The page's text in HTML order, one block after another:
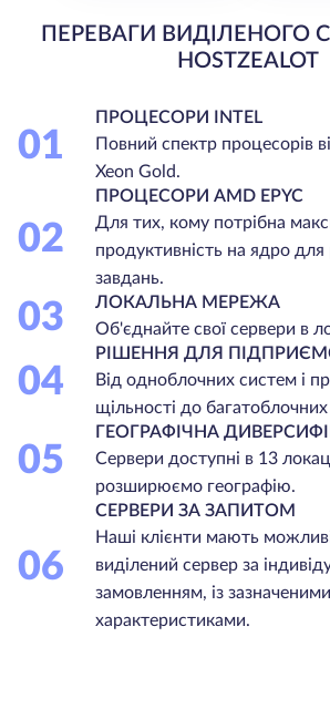
ПЕРЕВАГИ ВИДІЛЕНОГО
HOSTZEALOT
01
ПРОЦЕСОРИ INTEL
Повний спектр процесорів
Xeon Gold.
02
ПРОЦЕСОРИ AMD EPYC
Для тих, кому потрібна
продуктивність на ядро
завдань.
03
ЛОКАЛЬНА МЕРЕЖА
Об'єднайте свої сервери в
04
РІШЕННЯ ДЛЯ
Від одноблочних систем і
щільності до багатоблочних
05
ГЕОГРАФІЧНА
Сервери доступні в 13
розширюємо географію.
06
СЕРВЕРИ ЗА ЗАПИТОМ
Наші клієнти мають
виділений сервер за
замовленням, із
характеристиками.